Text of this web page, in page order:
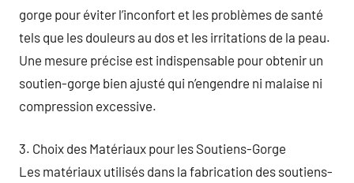
gorge pour éviter l’inconfort et les problèmes de santé
tels que les douleurs au dos et les irritations de la peau.
Une mesure précise est indispensable pour obtenir un
soutien-gorge bien ajusté qui n’engendre ni malaise ni
compression excessive.
3. Choix des Matériaux pour les Soutiens-Gorge
Les matériaux utilisés dans la fabrication des soutiens-